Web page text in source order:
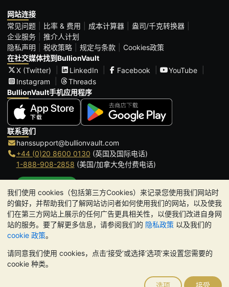
我们使用 cookies（包括第三方Cookies）来记录您使用我们网站时
的偏好，并帮助我们了解网站访问者如何使用我们的网站，以及使我
们在第三方网站上展示的任何广告更具相关性，以便我们改进自身网
站的服务。要了解更多信息，请参阅我们的 隐私政策 以及我们的
cookie 政策。
请同意我们使用 cookies，点击‘接受’或选择‘选项’来设置您需要的
cookie 种类。
网站连接
常见问题
比率 & 费用 成本计算器
盎司/千克转换器
企业服务
推介人计划
隐私声明
税收策略 规定与条款
Cookies政策
在社交媒体找到BullionVault
X (Twitter)
LinkedIn Facebook
YouTube
Instagram
Threads
BullionVault手机应用程序
联系我们
hanssupport@bullionvault.com
+44 (0)20 8600 0130 (英国及国际电话)
1-888-908-2858 (美国/加拿大免付费电话)
办公时间:
9am to 8:30pm (英国时间), 周一至周五
Galmarley Ltd T/A BullionVault
3 Shortlands (7th Floor)
London
W6 8DA